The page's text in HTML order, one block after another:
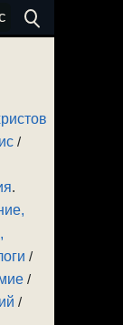
/
.
/
/
/